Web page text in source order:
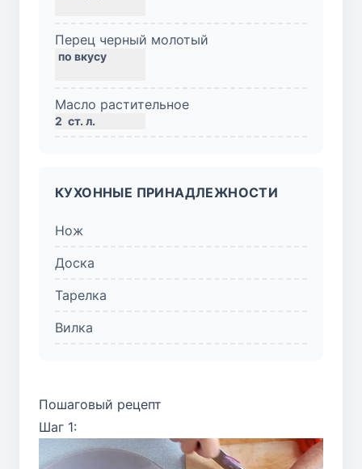
Перец черный молотый
Масло растительное
2 ст. л.
КУХОННЫЕ ПРИНАДЛЕЖНОСТИ
Нож
Доска
Тарелка
Вилка
Пошаговый рецепт
Шаг 1: